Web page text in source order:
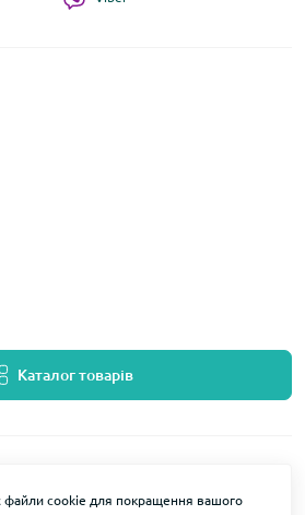
Каталог товарів
файли cookie для покращення вашого